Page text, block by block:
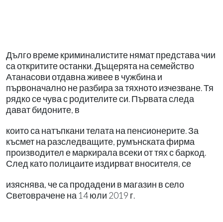
Дълго време криминалистите нямат представа чии
са откритите останки. Дъщерята на семейство
Атанасови отдавна живее в чужбина и
първоначално не разбира за тяхното изчезване. Тя
рядко се чува с родителите си. Първата следа
дават бидоните, в
които са натъпкани телата на пенсионерите. За
късмет на разследващите, румънската фирма
производител е маркирала всеки от тях с баркод.
След като полицаите издирват вносителя, се
изяснява, че са продадени в магазин в село
Световрачене на 14 юли 2019 г.